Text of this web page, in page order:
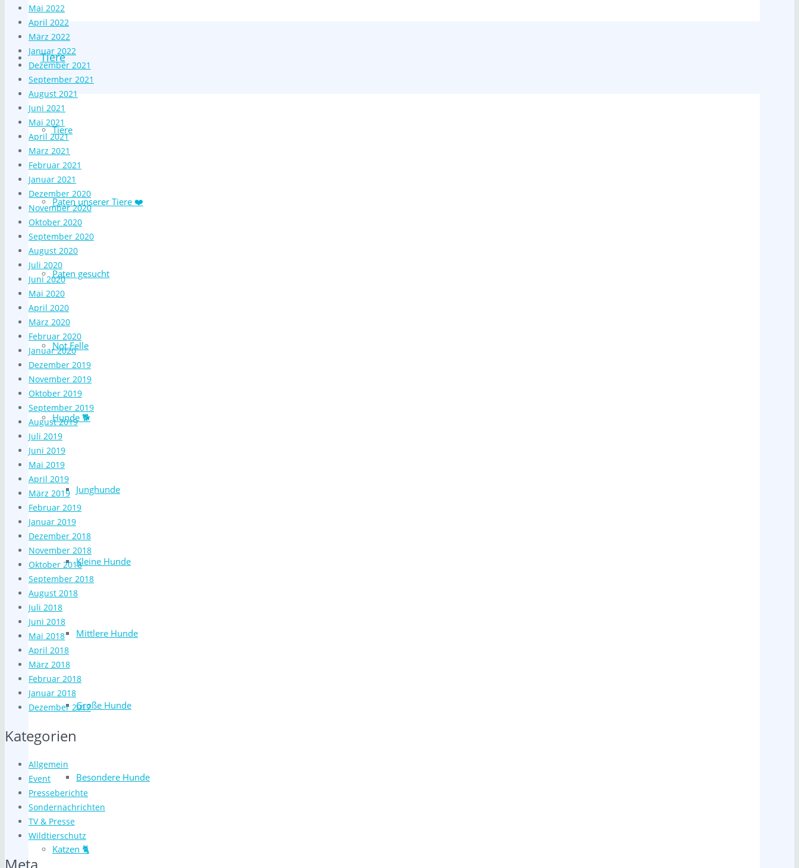
Tiere
Tiere
Paten unserer Tiere ❤️
Paten gesucht
Not Felle
Hunde 🐕
Junghunde
Kleine Hunde
Mittlere Hunde
Große Hunde
Besondere Hunde
Katzen 🐈
Mai 2022
April 2022
März 2022
Januar 2022
Dezember 2021
September 2021
August 2021
Juni 2021
Mai 2021
April 2021
März 2021
Februar 2021
Januar 2021
Dezember 2020
November 2020
Oktober 2020
September 2020
August 2020
Juli 2020
Juni 2020
Mai 2020
April 2020
März 2020
Februar 2020
Januar 2020
Dezember 2019
November 2019
Oktober 2019
September 2019
August 2019
Juli 2019
Juni 2019
Mai 2019
April 2019
März 2019
Februar 2019
Januar 2019
Dezember 2018
November 2018
Oktober 2018
September 2018
August 2018
Juli 2018
Juni 2018
Mai 2018
April 2018
März 2018
Februar 2018
Januar 2018
Dezember 2017
Kategorien
Allgemein
Event
Presseberichte
Sondernachrichten
TV & Presse
Wildtierschutz
Meta